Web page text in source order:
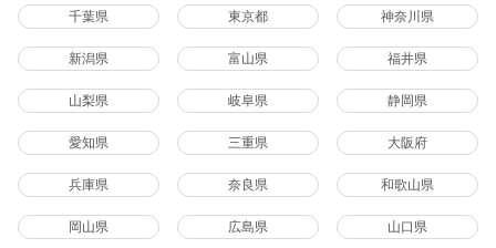
千葉県 東京都 神奈川県
新潟県 富山県 福井県
山梨県 岐阜県 静岡県
愛知県 三重県 大阪府
兵庫県 奈良県 和歌山県
岡山県 広島県 山口県